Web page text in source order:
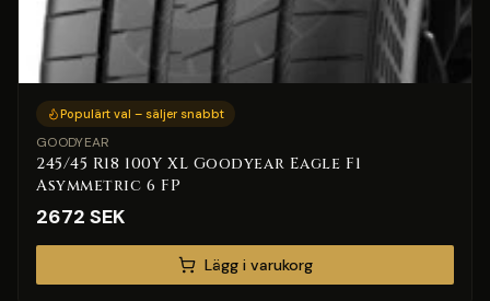
Populärt val – säljer snabbt
GOODYEAR
245/45 R18 100Y XL Goodyear Eagle F1
Asymmetric 6 FP
2672 SEK
Lägg i varukorg